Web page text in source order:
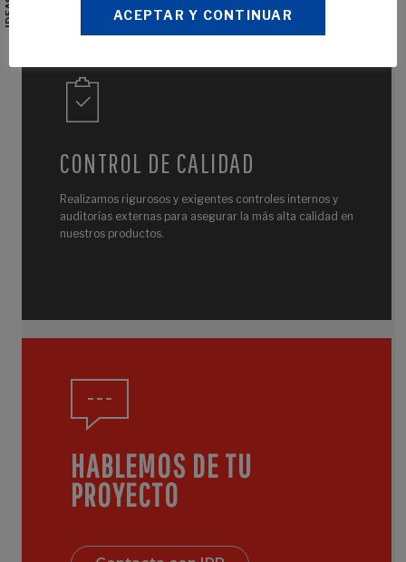
Tiempo de finalización de trabajos muy por debajo de
nuestra competencia. Para los que necesitan rapidez sin
CONTROL DE CALIDAD
Realizamos rigurosos y exigentes controles internos y
auditorías externas para asegurar la más alta calidad en
nuestros productos.
HABLEMOS DE TU
PROYECTO
ACEPTAR Y CONTINUAR